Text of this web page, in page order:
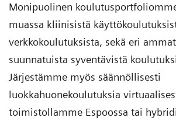
Monipuolinen
muassa kliinisistä
verkkokoulutuksista, sekä eri
suunnatuista syventävistä
Järjestämme myös säännöllisesti
luokkahuonekoulutuksia
toimistollamme Espoossa tai